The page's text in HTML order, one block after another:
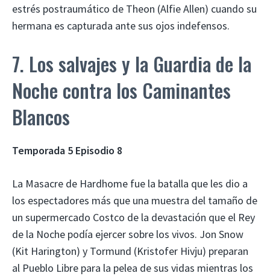
estrés postraumático de Theon (Alfie Allen) cuando su
hermana es capturada ante sus ojos indefensos.
7. Los salvajes y la Guardia de la
Noche contra los Caminantes
Blancos
Temporada 5 Episodio 8
La Masacre de Hardhome fue la batalla que les dio a
los espectadores más que una muestra del tamaño de
un supermercado Costco de la devastación que el Rey
de la Noche podía ejercer sobre los vivos. Jon Snow
(Kit Harington) y Tormund (Kristofer Hivju) preparan
al Pueblo Libre para la pelea de sus vidas mientras los